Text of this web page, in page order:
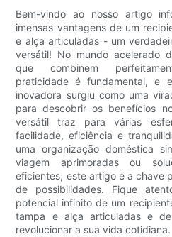
Bem-vindo ao nosso artigo
imensas vantagens de um
e alça articuladas - um
versátil! No mundo acelerado
que combinem
praticidade é fundamental, e
inovadora surgiu como uma
para descobrir os benefícios
versátil traz para várias
facilidade, eficiência e
uma organização doméstica
viagem aprimoradas ou
eficientes, este artigo é a chave
de possibilidades. Fique
potencial infinito de um
tampa e alça articuladas e
revolucionar a sua vida cotidiana.